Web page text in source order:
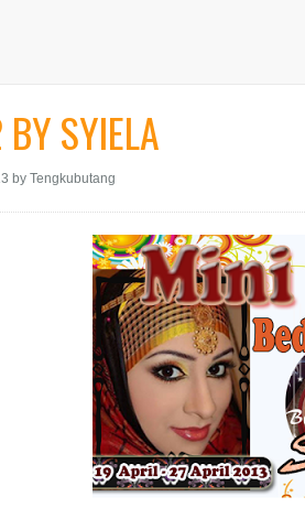
SYIELA
by Tengkubutang